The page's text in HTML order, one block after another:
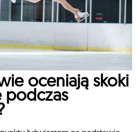
oceniają skoki
podczas